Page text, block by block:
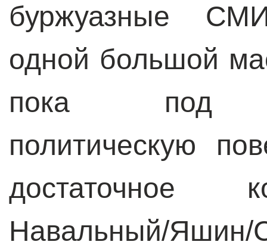
буржуазные
одной большой
пока под
политическую
достаточное
Навальный/Яшин/